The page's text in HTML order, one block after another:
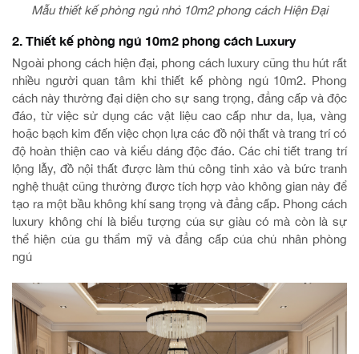
Mẫu thiết kế phòng ngủ nhỏ 10m2 phong cách Hiện Đại
2. Thiết kế phòng ngủ 10m2 phong cách Luxury
Ngoài phong cách hiện đại, phong cách luxury cũng thu hút rất
nhiều người quan tâm khi thiết kế phòng ngủ 10m2. Phong
cách này thường đại diện cho sự sang trọng, đẳng cấp và độc
đáo, từ việc sử dụng các vật liệu cao cấp như da, lụa, vàng
hoặc bạch kim đến việc chọn lựa các đồ nội thất và trang trí có
độ hoàn thiện cao và kiểu dáng độc đáo. Các chi tiết trang trí
lộng lẫy, đồ nội thất được làm thủ công tinh xảo và bức tranh
nghệ thuật cũng thường được tích hợp vào không gian này để
tạo ra một bầu không khí sang trọng và đẳng cấp. Phong cách
luxury không chỉ là biểu tượng của sự giàu có mà còn là sự
thể hiện của gu thẩm mỹ và đẳng cấp của chủ nhân phòng
ngủ